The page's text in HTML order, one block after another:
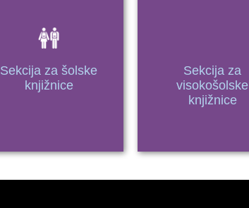
Sekcija za šolske
knjižnice
Sekcija za
visokošolske
knjižnice